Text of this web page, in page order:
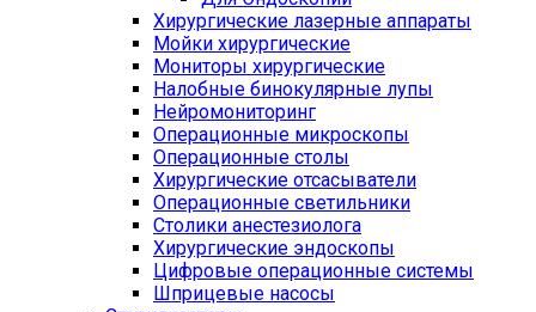
Хирургические лазерные аппараты
Мойки хирургические
Мониторы хирургические
Налобные бинокулярные лупы
Нейромониторинг
Операционные микроскопы
Операционные столы
Хирургические отсасыватели
Операционные светильники
Столики анестезиолога
Хирургические эндоскопы
Цифровые операционные системы
Шприцевые насосы